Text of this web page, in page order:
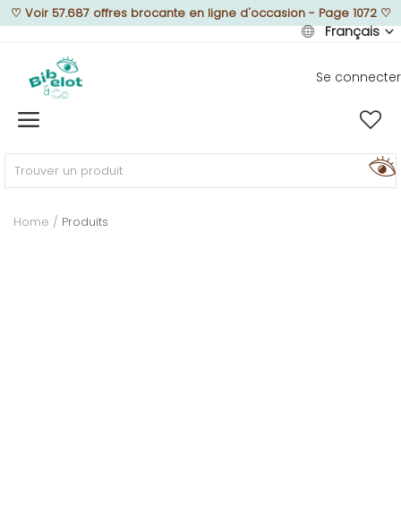
♡ Voir 57.687 offres brocante en ligne d'occasion - Page 1072♡
Français
Se connecter
Home
MEUBLEZ
Home Produits